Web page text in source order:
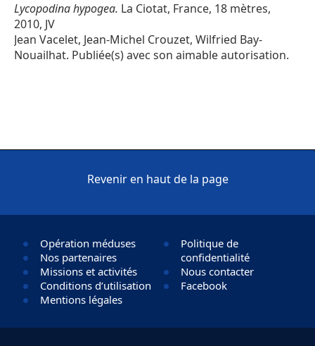
Lycopodina hypogea. La Ciotat, France, 18 mètres,
2010, JV
Jean Vacelet, Jean-Michel Crouzet, Wilfried Bay-
Nouailhat. Publiée(s) avec son aimable autorisation.
Revenir en haut de la page
Opération méduses
Nos partenaires
Missions et activités
Conditions d’utilisation
Mentions légales
Politique de
confidentialité
Nous contacter
Facebook